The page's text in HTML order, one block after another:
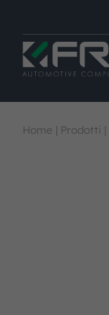
Home | Prodotti |